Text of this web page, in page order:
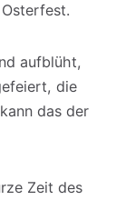
aufblüht,
die
das der
Zeit des